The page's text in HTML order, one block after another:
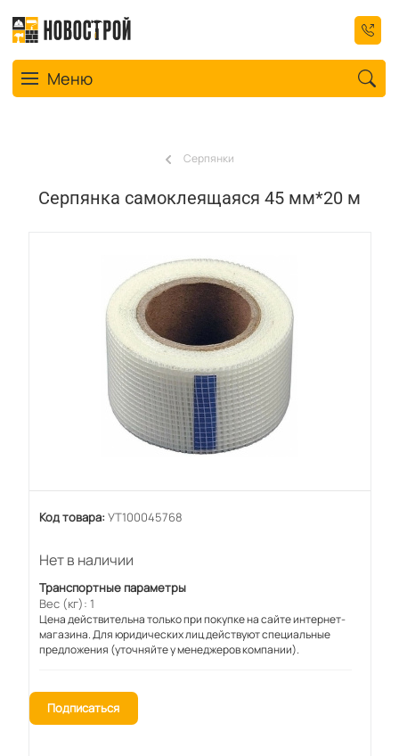
Toggle navigation
Меню
Серпянки
Серпянка самоклеящаяся 45 мм*20 м
Код товара: УТ100045768
Нет в наличии
Транспортные параметры
Вес (кг): 1
Цена действительна только при покупке на сайте интернет-
магазина. Для юридических лиц действуют специальные
предложения (уточняйте у менеджеров компании).
Подписаться